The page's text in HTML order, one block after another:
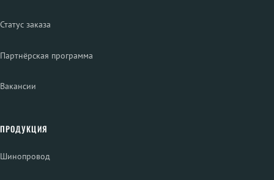
Статус заказа
Партнёрская программа
Вакансии
ПРОДУКЦИЯ
Шинопровод